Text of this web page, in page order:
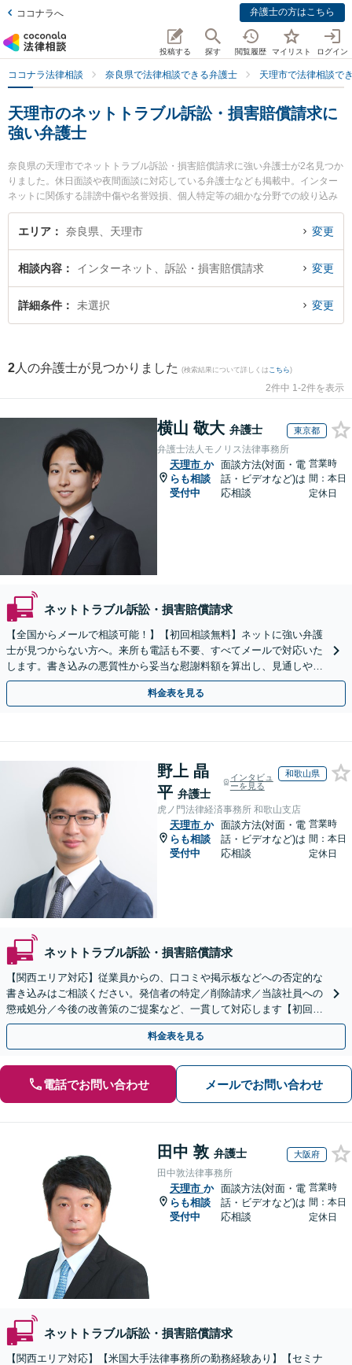
ココナラへ 弁護士の方はこちら
投稿する 探す 閲覧履歴 マイリスト ログイン
ココナラ法律相談 奈良県で法律相談できる弁護士 天理市で法律相談で
天理市のネットトラブル訴訟・損害賠償請求に
強い弁護士
奈良県の天理市でネットトラブル訴訟・損害賠償請求に強い弁護士が2名見つか
りました。休日面談や夜間面談に対応している弁護士なども掲載中。インター
ネットに関係する誹謗中傷や名誉毀損、個人特定等の細かな分野での絞り込み
検索もでき便利です。特にフジイ法律事務所の藤井 茂久弁護士やフジイ法律事
務所の加見 旬嗣弁護士のプロフィール情報や弁護士費用、強みなどが注目され
償請求のトラブル解決の実績豊富な近くの弁護士を検索したい』『初回相談無
料でネットトラブル訴訟・損害賠償請求を法律相談できる天理市内の弁護士に
相談予約したい』などでお困りの相談者さんにおすすめです。
エリア 奈良県、天理市 変更
相談内容 インターネット、訴訟・損害賠償請求 変更
詳細条件 未選択 変更
2 人の弁護士が見つかりました (検索結果について詳しくは こちら)
2件中 1-2件を表示
横山 敬大 弁護士 東京都
弁護士法人モノリス法律事務所
天理市 か
らも相談
受付中
面談方法(対面・電
話・ビデオなど)は
応相談
営業時
間：本日
定休日
ネットトラブル訴訟・損害賠償請求
【全国からメールで相談可能！】【初回相談無料】ネットに強い弁護
士が見つからない方へ。来所も電話も不要、すべてメールで対応いた
します。書き込みの悪質性から妥当な慰謝料額を算出し、見通しや費
用面のリスクも包み隠さずお伝えしサポートします。
料金表を見る
野上 晶
平 弁護士
インタビュ
ーを見る
和歌山県
虎ノ門法律経済事務所 和歌山支店
天理市 か
らも相談
受付中
面談方法(対面・電
話・ビデオなど)は
応相談
営業時
間：本日
定休日
ネットトラブル訴訟・損害賠償請求
【関西エリア対応】従業員からの、口コミや掲示板などへの否定的な
書き込みはご相談ください。発信者の特定／削除請求／当該社員への
懲戒処分／今後の改善策のご提案など、一貫して対応します【初回相
談30分無料】書き込みを行わせない職場環境整備にも注力
料金表を見る
電話でお問い合わせ メールでお問い合わせ
田中 敦 弁護士 大阪府
田中敦法律事務所
天理市 か
らも相談
受付中
面談方法(対面・電
話・ビデオなど)は
応相談
営業時
間：本日
定休日
ネットトラブル訴訟・損害賠償請求
【関西エリア対応】【米国大手法律事務所の勤務経験あり】【セミナ